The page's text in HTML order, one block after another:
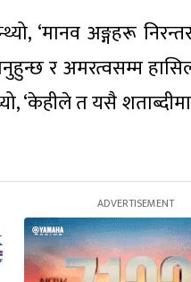
‘मानव अङ्गहरू
र अमरत्वसम्म
‘केहीले त यसै